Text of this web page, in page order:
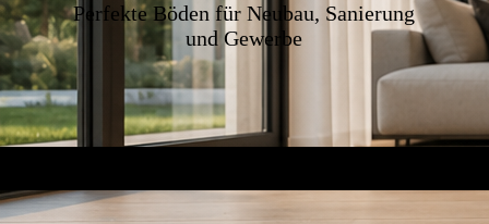
Perfekte Böden für Neubau, Sanierung
und Gewerbe